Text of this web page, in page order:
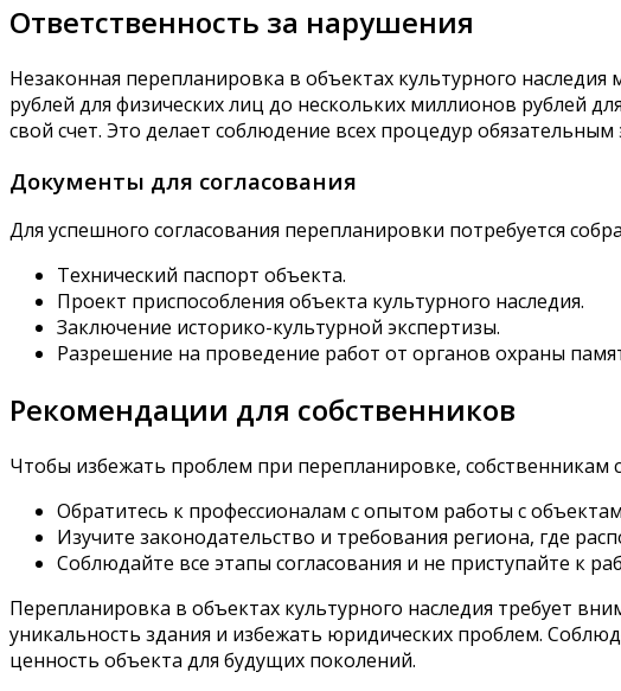
Ответственность за нарушения
Незаконная перепланировка в объектах культурного
рублей для физических лиц до нескольких миллионов рублей
свой счет. Это делает соблюдение всех процедур
Документы для согласования
Для успешного согласования перепланировки потребуется
Технический паспорт объекта.
Проект приспособления объекта культурного наследия.
Заключение историко-культурной экспертизы.
Разрешение на проведение работ от органов охраны
Рекомендации для собственников
Чтобы избежать проблем при перепланировке,
Обратитесь к профессионалам с опытом работы с
Изучите законодательство и требования региона, где
Соблюдайте все этапы согласования и не приступайте к
Перепланировка в объектах культурного наследия требует
уникальность здания и избежать юридических проблем.
ценность объекта для будущих поколений.